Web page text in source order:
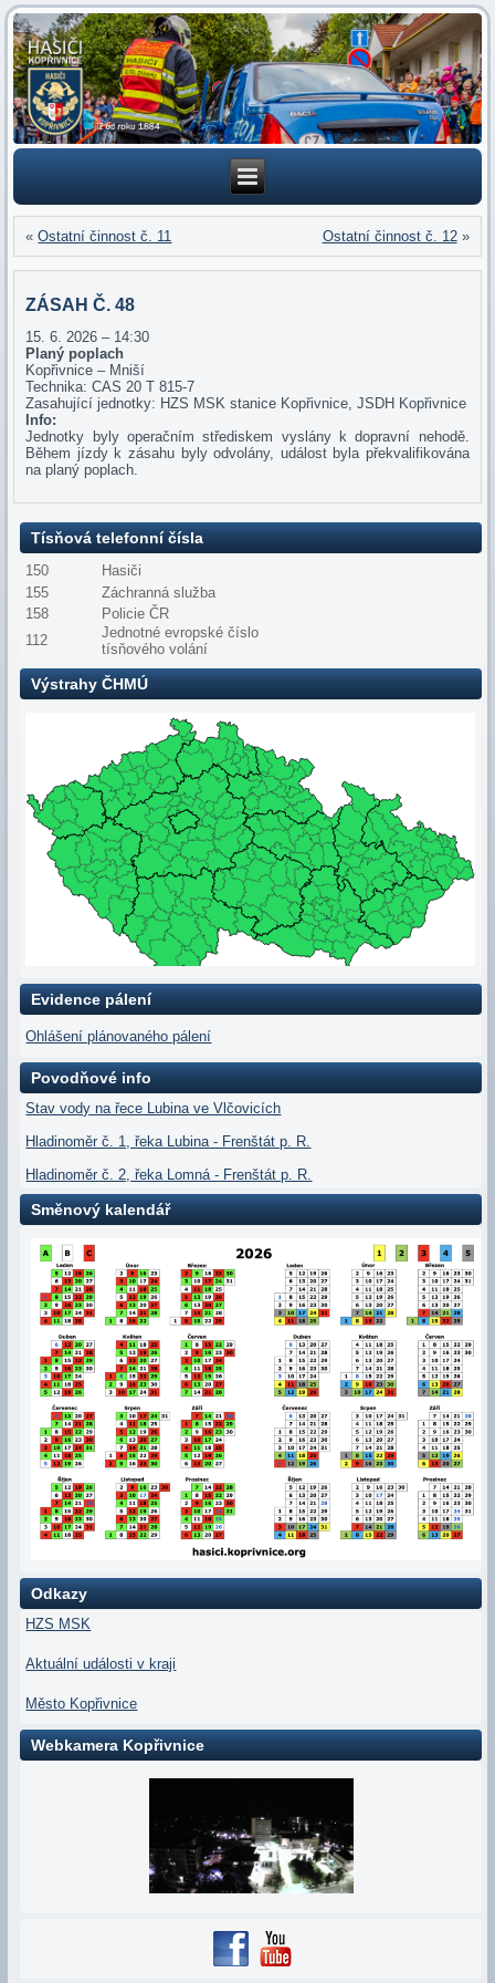
«Ostatní činnost č. 11 Ostatní činnost č. 12»
ZÁSAH Č. 48
15. 6. 2026 – 14:30
Planý poplach
Kopřivnice – Mniší
Technika: CAS 20 T 815-7
Zasahující jednotky: HZS MSK stanice Kopřivnice, JSDH Kopřivnice
Info:
Jednotky byly operačním střediskem vyslány k dopravní nehodě.
Během jízdy k zásahu byly odvolány, událost byla překvalifikována
na planý poplach.
Tísňová telefonní čísla
150
Hasiči
155
Záchranná služba
158
Policie ČR
112
Jednotné evropské číslo
tísňového volání
Výstrahy ČHMÚ
Evidence pálení
Ohlášení plánovaného pálení
Povodňové info
Stav vody na řece Lubina ve Vlčovicích
Hladinoměr č. 1, řeka Lubina - Frenštát p. R.
Hladinoměr č. 2, řeka Lomná - Frenštát p. R.
Směnový kalendář
Odkazy
HZS MSK
Aktuální události v kraji
Město Kopřivnice
Webkamera Kopřivnice